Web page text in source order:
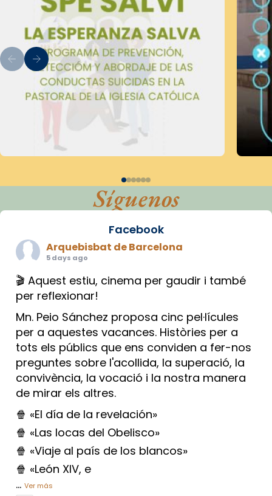
Síguenos
Facebook
Arquebisbat de Barcelona
5 days ago
🎬 Aquest estiu, cinema per gaudir i també
per reflexionar!
Mn. Peio Sánchez proposa cinc pel·lícules
per a aquestes vacances. Històries per a
tots els públics que ens conviden a fer-nos
preguntes sobre l'acollida, la superació, la
convivència, la vocació i la nostra manera
de mirar els altres.
🍿 «El día de la revelación»
🍿 «Las locas del Obelisco»
🍿 «Viaje al país de los blancos»
🍿 «León XIV, e
... Ver más